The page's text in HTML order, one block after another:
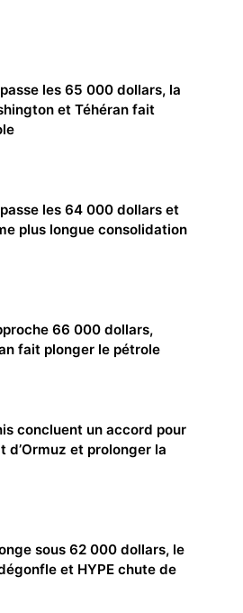
les 65 000 dollars, la
et Téhéran fait
les 64 000 dollars et
plus longue consolidation
66 000 dollars,
fait plonger le pétrole
concluent un accord pour
d’Ormuz et prolonger la
sous 62 000 dollars, le
et HYPE chute de